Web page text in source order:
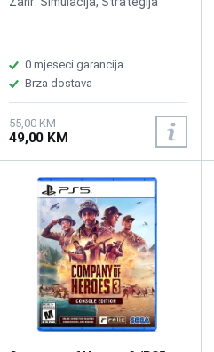
0 mjeseci garancija
Brza dostava
55,00 KM
49,00 KM